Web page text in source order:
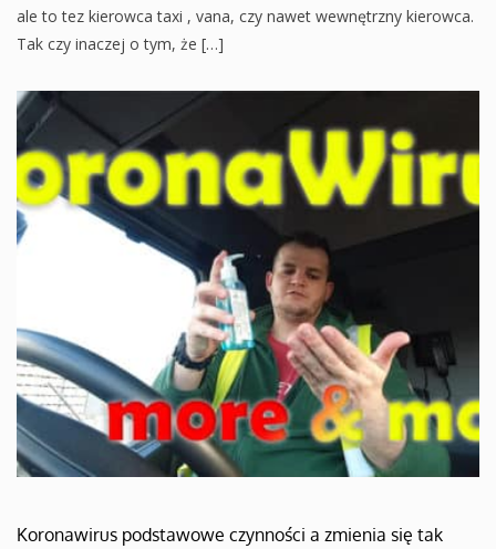
ale to tez kierowca taxi , vana, czy nawet wewnętrzny kierowca.
Tak czy inaczej o tym, że […]
Koronawirus podstawowe czynności a zmienia się tak